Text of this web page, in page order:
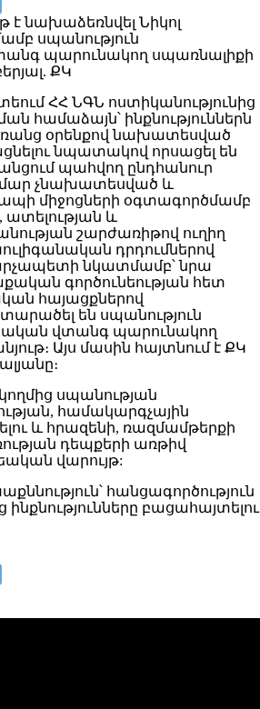
ՀՀ ՆԳՆ ոստիկանությունից
համաձայն՝ ինքնություններն
օրենքով նախատեսված
նպատակով որսացել են
պահվող ընդհանուր
չնախատեսված և
միջոցների օգտագործմամբ
ատելության և
շարժառիթով ուղիղ
դրդումներով
նկատմամբ՝ նրա
գործունեության հետ
հայացքներով
են սպանություն
վտանգ պարունակող
Այս մասին հայտնում է ՔԿ
սպանության
համակարգչային
և հրազենի, ռազմամթերքի
դեպքերի առթիվ
վարույթ:
հանցագործություն
բացահայտելու